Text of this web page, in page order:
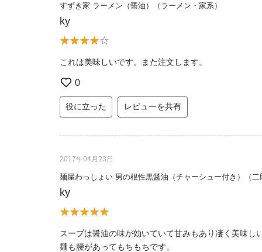
すずき家 ラーメン（醤油）（ラーメン・家系）
ky
これは美味しいです。また注文します。
0
役に立った レビューを共有
2017年04月23日
麺屋わっしょい 男の根性黒醤油（チャーシュー付き）（二
ky
スープは醤油の味が効いていて甘みもあり凄く美味し
麺も腰があってもちもちです。